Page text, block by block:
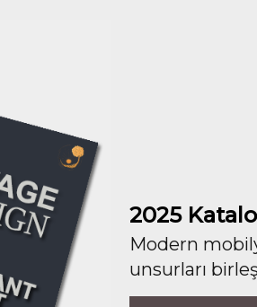
2025
Modern
unsurları